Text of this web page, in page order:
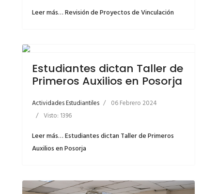
Leer más… Revisión de Proyectos de Vinculación
Estudiantes dictan Taller de
Primeros Auxilios en Posorja
Actividades Estudiantiles
06 Febrero 2024
Visto: 1396
Leer más… Estudiantes dictan Taller de Primeros
Auxilios en Posorja